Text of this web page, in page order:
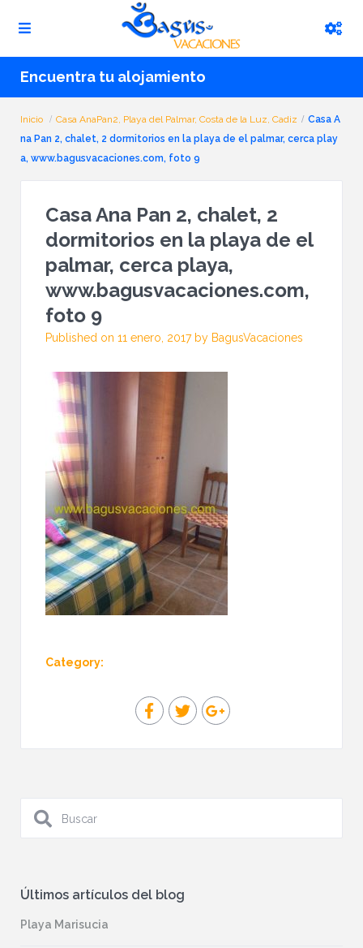
Encuentra tu alojamiento
Inicio Casa AnaPan2, Playa del Palmar, Costa de la Luz, Cadiz
Casa A
na Pan 2, chalet, 2 dormitorios en la playa de el palmar, cerca play
a, www.bagusvacaciones.com, foto 9
Casa Ana Pan 2, chalet, 2
dormitorios en la playa de el
palmar, cerca playa,
www.bagusvacaciones.com,
foto 9
Published on 11 enero, 2017 by BagusVacaciones
Category:
Últimos artículos del blog
Playa Marisucia